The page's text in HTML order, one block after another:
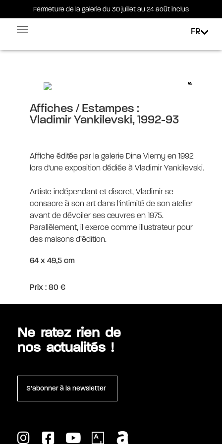
Fermeture de la galerie du 30 juillet au 24 août inclus
Fermeture de la galerie du 30 juillet au 24 août inclus
FR
Affiches / Estampes :
Vladimir Yankilevski, 1992-93
Affiche éditée par la galerie Dina Vierny en 1992
lors d'une exposition dédiée à Vladimir Yankilevski.
Artiste indépendant et discret, Vladimir se
consacre à son art dans l’intimité de son atelier
avant de dévoiler ses œuvres en 1975.
Parallèlement, il exerce comme illustrateur pour
des maisons d’édition.
64 x 49,5 cm
Prix : 80 €
Ne ratez rien de
nos actualités !
S’abonner à la newsletter